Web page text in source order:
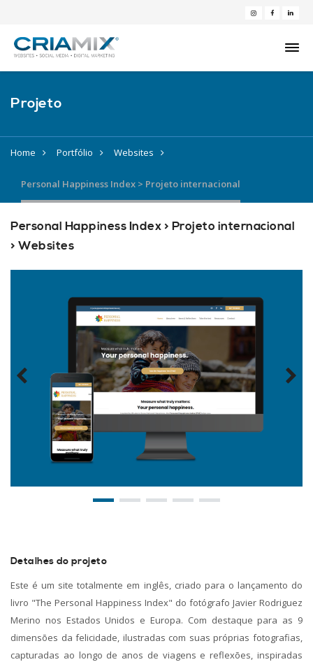
Projeto
Home Portfólio Websites
Personal Happiness Index > Projeto internacional
Personal Happiness Index > Projeto internacional
> Websites
Detalhes do projeto
Este é um site totalmente em inglês, criado para o lançamento do
livro "The Personal Happiness Index" do fotógrafo Javier Rodriguez
Merino nos Estados Unidos e Europa. Com destaque para as 9
dimensões da felicidade, ilustradas com suas próprias fotografias,
capturadas ao longo de anos de viagens e reflexões, inspiradas